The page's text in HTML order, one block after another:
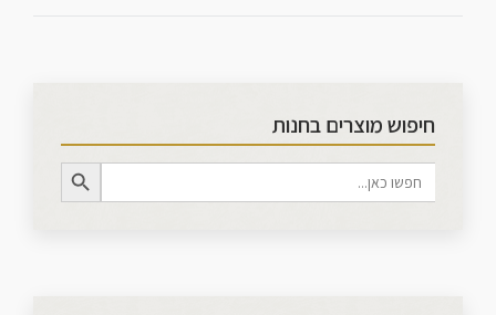
חיפוש מוצרים בחנות
Search
for:
Search Button